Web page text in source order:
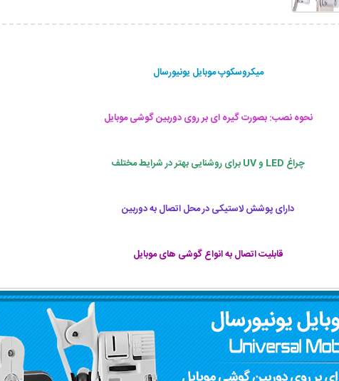
میکروسکوپ موبایل یونیورسال
نحوه نصب: بصورت گیره ای بر روی دوربین گوشی موبایل
چراغ LED و UV برای روشنایی بهتر در شرایط مختلف
دارای پوشش لاستیکی در محل اتصال به دوربین
قابلیت اتصال به انواع گوشی های موبایل